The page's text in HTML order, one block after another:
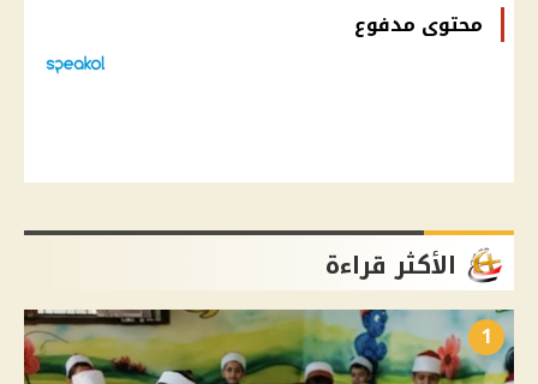
محتوى مدفوع
الأكثر قراءة
1